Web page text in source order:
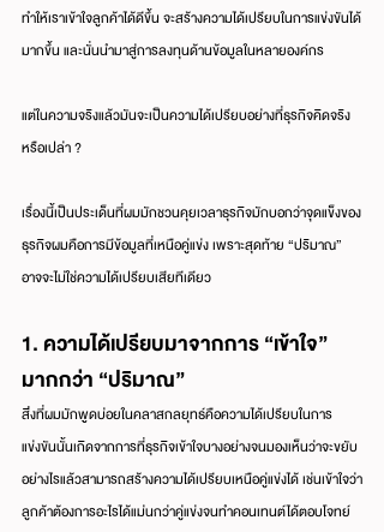
ทำให้เราเข้าใจลูกค้าได้ดีขึ้น จะสร้างความได้เปรียบในการแข่งขันได้
มากขึ้น และนั่นนำมาสู่การลงทุนด้านข้อมูลในหลายองค์กร
แต่ในความจริงแล้วมันจะเป็นความได้เปรียบอย่างที่ธุรกิจคิดจริง
หรือเปล่า ?
เรื่องนี้เป็นประเด็นที่ผมมักชวนคุยเวลาธุรกิจมักบอกว่าจุดแข็งของ
ธุรกิจผมคือการมีข้อมูลที่เหนือคู่แข่ง เพราะสุดท้าย “ปริมาณ”
อาจจะไม่ใช่ความได้เปรียบเสียทีเดียว
1. ความได้เปรียบมาจากการ “เข้าใจ”
มากกว่า “ปริมาณ”
สิ่งที่ผมมักพูดบ่อยในคลาสกลยุทธ์คือความได้เปรียบในการ
แข่งขันนั้นเกิดจากการที่ธุรกิจเข้าใจบางอย่างจนมองเห็นว่าจะขยับ
อย่างไรแล้วสามารถสร้างความได้เปรียบเหนือคู่แข่งได้ เช่นเข้าใจว่า
ลูกค้าต้องการอะไรได้แม่นกว่าคู่แข่งจนทำคอนเทนต์ได้ตอบโจทย์